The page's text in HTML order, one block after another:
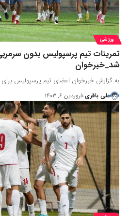
ورزشی
تمرینات تیم پرسپولیس بدون
شد_خبرخوان
به گزارش خبرخوان اعضای تیم پرسپولیس برای
علی باقری فروردین ۶, ۱۴۰۳